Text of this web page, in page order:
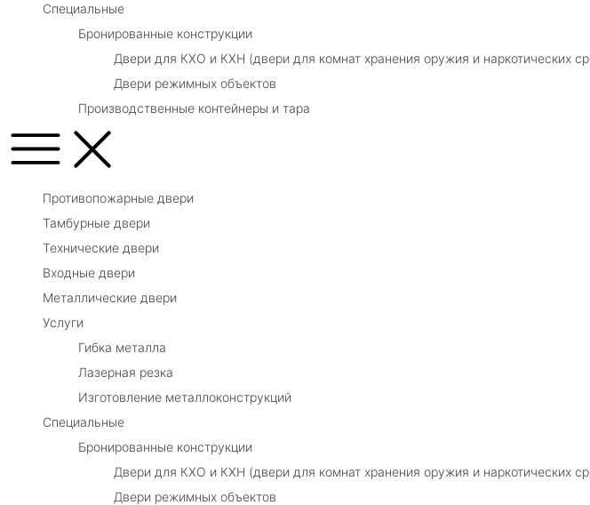
Специальные
Бронированные конструкции
Двери для КХО и КХН (двери для комнат хранения оружия и наркотических
Двери режимных объектов
Производственные контейнеры и тара
Противопожарные двери
Тамбурные двери
Технические двери
Входные двери
Металлические двери
Услуги
Гибка металла
Лазерная резка
Изготовление металлоконструкций
Специальные
Бронированные конструкции
Двери для КХО и КХН (двери для комнат хранения оружия и наркотических
Двери режимных объектов